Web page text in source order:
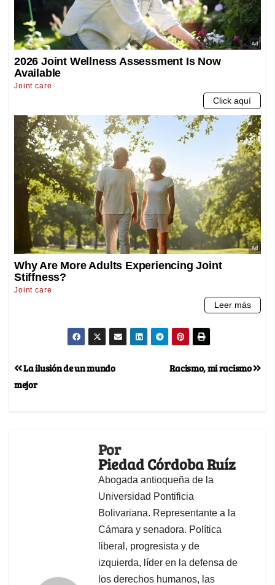
Racismo, mi racismo
La ilusión de un mundo
mejor
Por
Piedad Córdoba Ruíz
Abogada antioqueña de la
Universidad Pontificia
Bolivariana. Representante a la
Cámara y senadora. Política
liberal, progresista y de
izquierda, líder en la defensa de
los derechos humanos, las